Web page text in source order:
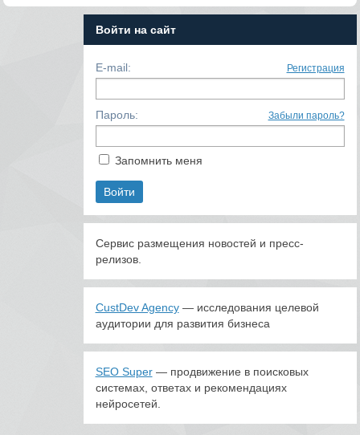
Войти на сайт
E-mail: Регистрация
Пароль: Забыли пароль?
Запомнить меня
Сервис размещения новостей и пресс-
релизов.
CustDev Agency— исследования целевой
аудитории для развития бизнеса
SEO Super— продвижение в поисковых
системах, ответах и рекомендациях
нейросетей.